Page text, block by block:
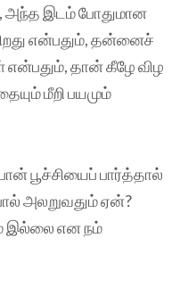
, அந்த இடம் போதுமான
என்பதும், தன்னைச்
என்பதும், தான் கீழே விழ
மீறி பயமும்
பூச்சியைப் பார்த்தால்
அலறுவதும் ஏன்?
இல்லை என நம்